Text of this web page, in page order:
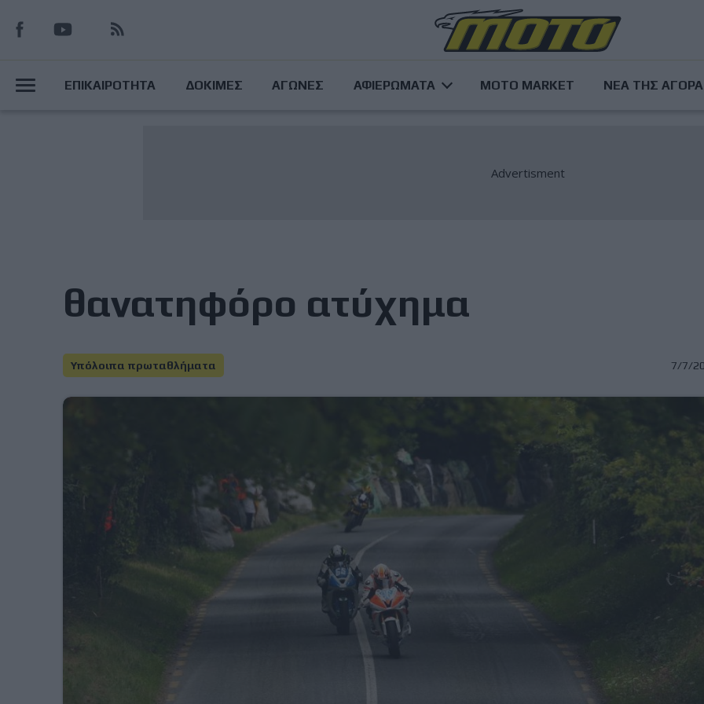
προς
κυρίως
MainΕΠΙΚΑΙΡΟΤΗΤΑ ΔΟΚΙΜΕΣ ΑΓΩΝΕΣ ΑΦΙΕΡΩΜΑΤΑ MOTO MARKET ΝΕΑ ΤΗΣ
θανατηφόρο ατύχημα
Υπόλοιπα πρωταθλήματα 7/7/